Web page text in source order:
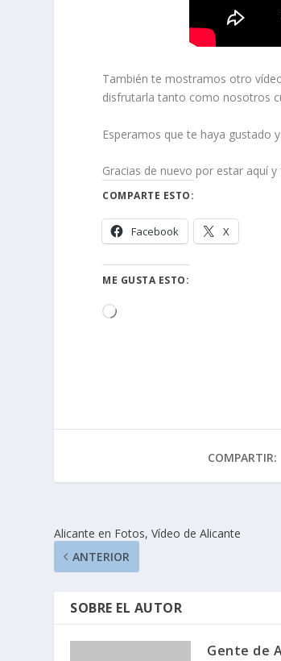
También te mostramos otro
disfrutarla tanto como nosotros
Esperamos que te haya gustado
Gracias de nuevo por estar aquí
COMPARTE ESTO:
Facebook X
ME GUSTA ESTO:
Cargando...
COMPARTIR:
Alicante en Fotos, Vídeo de Alicante
ANTERIOR
SOBRE EL AUTOR
Gente de